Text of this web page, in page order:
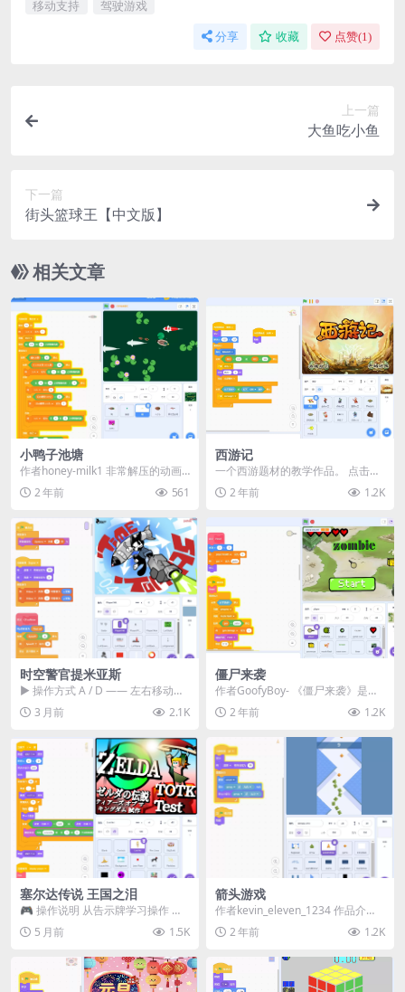
移动支持 驾驶游戏
分享 收藏 点赞(1)
上一篇
大鱼吃小鱼
下一篇
街头篮球王【中文版】
相关文章
小鸭子池塘
作者honey-milk1 非常解压的动画
游戏，用鼠标控制鸭妈妈在池塘里
寻找小鸭...
2 年前 561
西游记
一个西游题材的教学作品。 点击鼠
标左键或按下空格键发射冲击波，
保护唐僧。 演示
2 年前 1.2K
时空警官提米亚斯
▶ 操作方式 A / D —— 左右移动
W —— 跳跃 按住鼠标按钮 ——
瞄...3 月前 2.1K
僵尸来袭
作者GoofyBoy- 《僵尸来袭》是一
款充满紧张刺激氛围的Scratch冒险
游...2 年前 1.2K
塞尔达传说 王国之泪
🎮 操作说明 从告示牌学习操作 或
者触摸屏幕边缘 你能找到全部 5 只
狗狗吗？ ...
5 月前 1.5K
箭头游戏
作者kevin_eleven_1234 作品介
绍： 箭头游戏是一款移动端友好小
游...2 年前 1.2K